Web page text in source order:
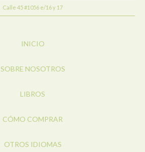
Calle 45 #1056 e/16 y 17
INICIO
SOBRE NOSOTROS
LIBROS
CÓMO COMPRAR
OTROS IDIOMAS